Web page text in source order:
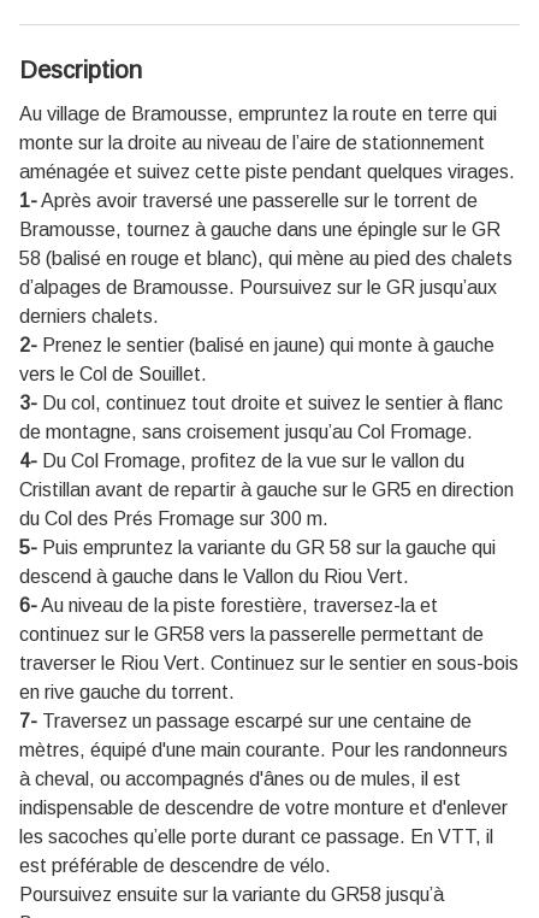
Description
Au village de Bramousse, empruntez la route en terre qui
monte sur la droite au niveau de l’aire de stationnement
aménagée et suivez cette piste pendant quelques virages.
1-Après avoir traversé une passerelle sur le torrent de
Bramousse, tournez à gauche dans une épingle sur le GR
58 (balisé en rouge et blanc), qui mène au pied des chalets
d’alpages de Bramousse. Poursuivez sur le GR jusqu’aux
derniers chalets.
2- Prenez le sentier (balisé en jaune) qui monte à gauche
vers le Col de Souillet.
3- Du col, continuez tout droite et suivez le sentier à flanc
de montagne, sans croisement jusqu’au Col Fromage.
4- Du Col Fromage, profitez de la vue sur le vallon du
Cristillan avant de repartir à gauche sur le GR5 en direction
du Col des Prés Fromage sur 300 m.
5- Puis empruntez la variante du GR 58 sur la gauche qui
descend à gauche dans le Vallon du Riou Vert.
6-Au niveau de la piste forestière, traversez-la et
continuez sur le GR58 vers la passerelle permettant de
traverser le Riou Vert. Continuez sur le sentier en sous-bois
en rive gauche du torrent.
7- Traversez un passage escarpé sur une centaine de
mètres, équipé d'une main courante. Pour les randonneurs
à cheval, ou accompagnés d'ânes ou de mules, il est
indispensable de descendre de votre monture et d'enlever
les sacoches qu’elle porte durant ce passage. En VTT, il
est préférable de descendre de vélo.
Poursuivez ensuite sur la variante du GR58 jusqu’à